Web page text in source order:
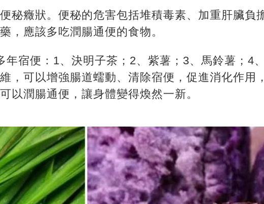
秘癥狀。便秘的危害包括堆積毒素、加重肝臟負
，應該多吃潤腸通便的食物。
宿便：1、決明子茶；2、紫薯；3、馬鈴薯；4、
，可以增強腸道蠕動、清除宿便，促進消化作用
以潤腸通便，讓身體變得煥然一新。